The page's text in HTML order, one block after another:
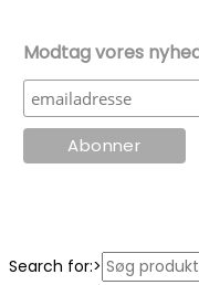
Modtag vores
Search for:>